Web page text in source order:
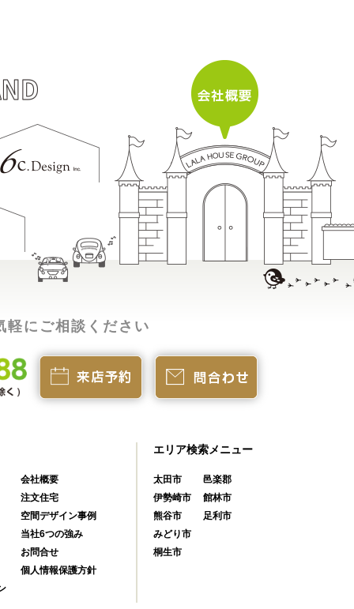
軽にご相談ください
会社概要
注文住宅
空間デザイン事例
当社6つの強み
お問合せ
個人情報保護方針
エリア検索メニュー
太田市
伊勢崎市
熊谷市
みどり市
桐生市
邑楽郡
館林市
足利市